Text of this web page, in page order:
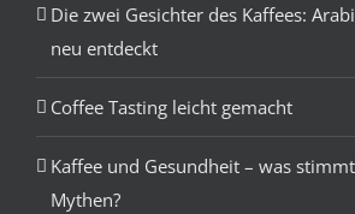
Die zwei Gesichter des Kaffees:
neu entdeckt
Coffee Tasting leicht gemacht
Kaffee und Gesundheit – was
Mythen?